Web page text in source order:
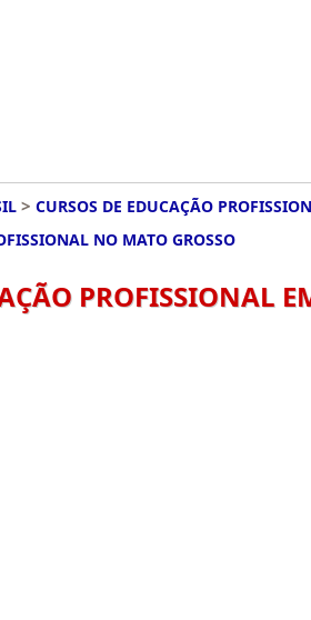
> CURSOS DE EDUCAÇÃO
NO MATO GROSSO
PROFISSIONAL